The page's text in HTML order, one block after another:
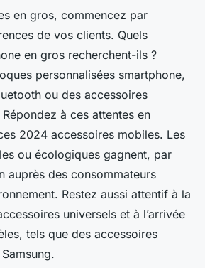
en gros, commencez par
de vos clients. Quels
en gros recherchent-ils ?
personnalisées smartphone,
ou des accessoires
à ces attentes en
2024 accessoires mobiles. Les
ou écologiques gagnent, par
auprès des consommateurs
Restez aussi attentif à la
universels et à l’arrivée
tels que des accessoires